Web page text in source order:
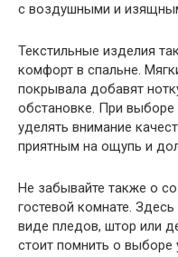
с воздушными и
Текстильные изделия
комфорт в спальне.
покрывала добавят
обстановке. При выборе
уделять внимание
приятным на ощупь и
Не забывайте также о
гостевой комнате.
виде пледов, штор или
стоит помнить о